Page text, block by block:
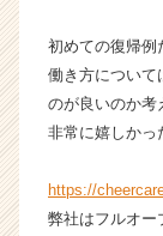
初めての復帰例
働き方について
のが良いのか考
非常に嬉しかっ
https://
弊社はフルオー